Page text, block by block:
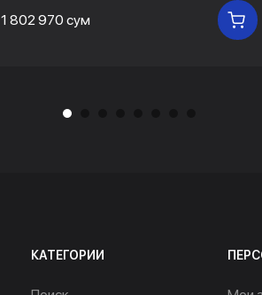
1 802 970 сум
КАТЕГОРИИ